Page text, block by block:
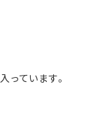
っています。